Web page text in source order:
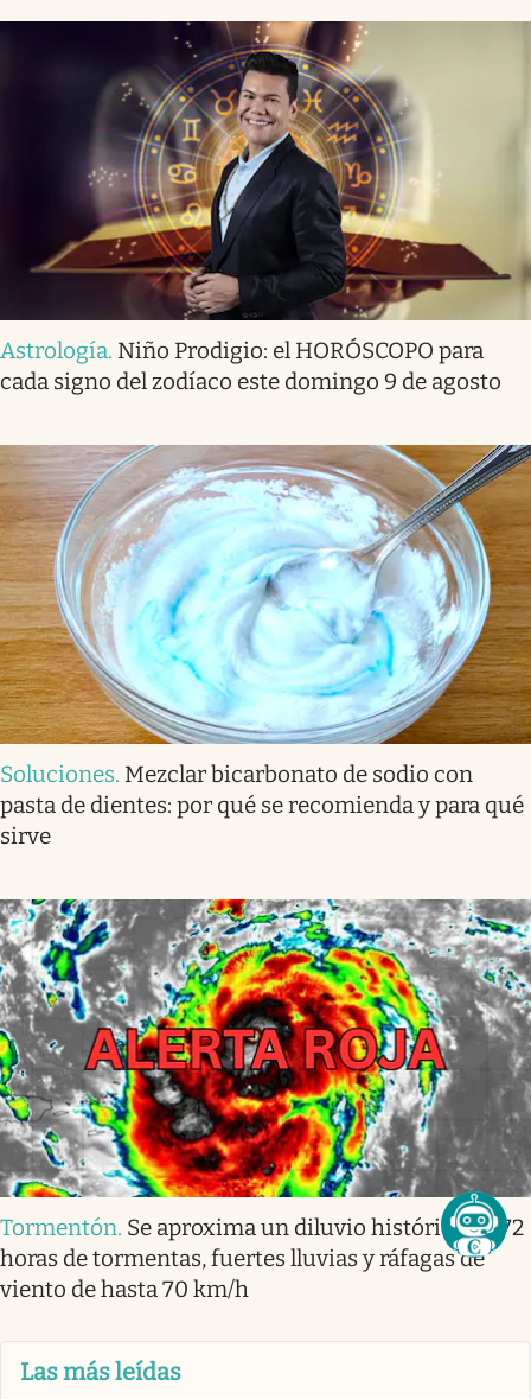
Astrología. Niño Prodigio: el HORÓSCOPO para
cada signo del zodíaco este domingo 9 de agosto
Soluciones. Mezclar bicarbonato de sodio con
pasta de dientes: por qué se recomienda y para qué
sirve
Tormentón. Se aproxima un diluvio histórico de 72
horas de tormentas, fuertes lluvias y ráfagas de
viento de hasta 70 km/h
Las más leídas